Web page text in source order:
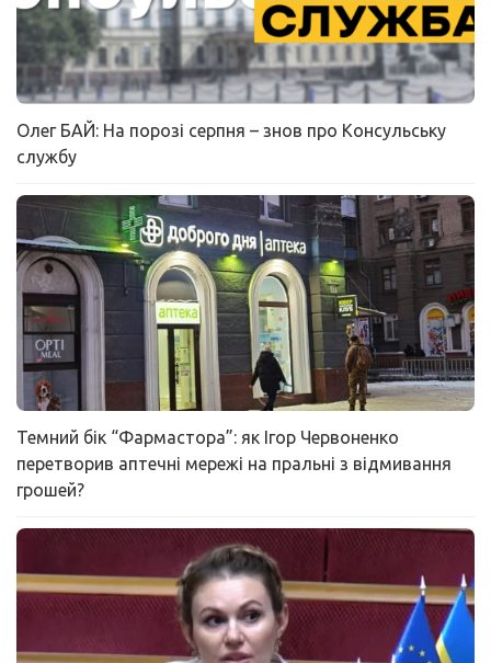
Олег БАЙ: На порозі серпня – знов про Консульську
службу
Темний бік “Фармастора”: як Ігор Червоненко
перетворив аптечні мережі на пральні з відмивання
грошей?